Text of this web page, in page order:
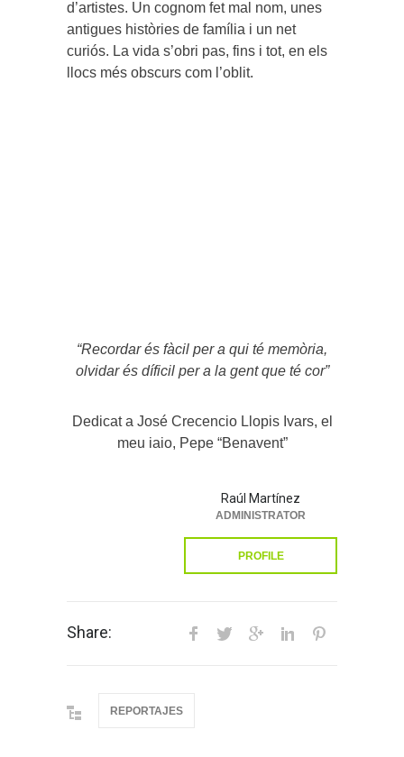
d’artistes. Un cognom fet mal nom, unes
antigues històries de família i un net
curiós. La vida s’obri pas, fins i tot, en els
llocs més obscurs com l’oblit.
“Recordar és fàcil per a qui té memòria,
olvidar és díficil per a la gent que té cor”
Dedicat a José Crecencio Llopis Ivars, el
meu iaio, Pepe “Benavent”
Raúl Martínez
ADMINISTRATOR
PROFILE
Share:
REPORTAJES